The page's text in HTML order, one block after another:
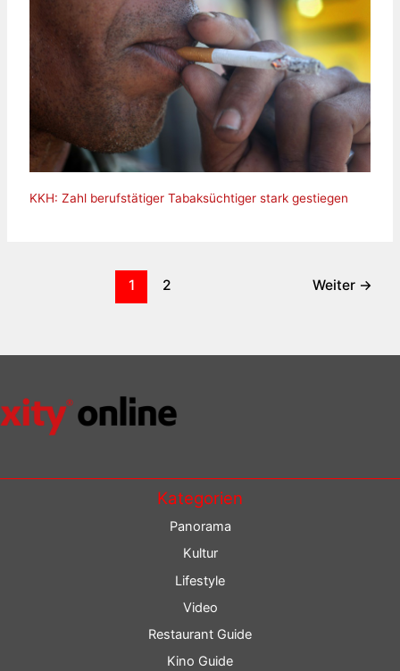
KKH: Zahl berufstätiger Tabaksüchtiger stark gestiegen
1 2 Weiter →
Kategorien
Panorama
Kultur
Lifestyle
Video
Restaurant Guide
Kino Guide